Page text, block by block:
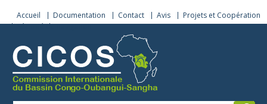
Accueil Documentation Contact Avis
Projets et Coopération
Sécurité de navigation